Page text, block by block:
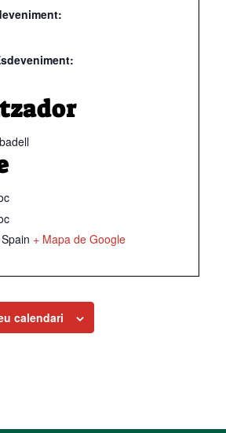
Spain + Mapa de Google
calendari